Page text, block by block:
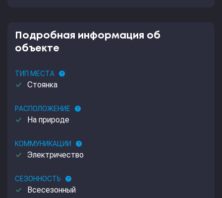
Подробная информация об
объекте
ТИП МЕСТА help
done Стоянка
РАСПОЛОЖЕНИЕ help
done На природе
КОММУНИКАЦИИ help
done Электричество
СЕЗОННОСТЬ help
done Всесезонный